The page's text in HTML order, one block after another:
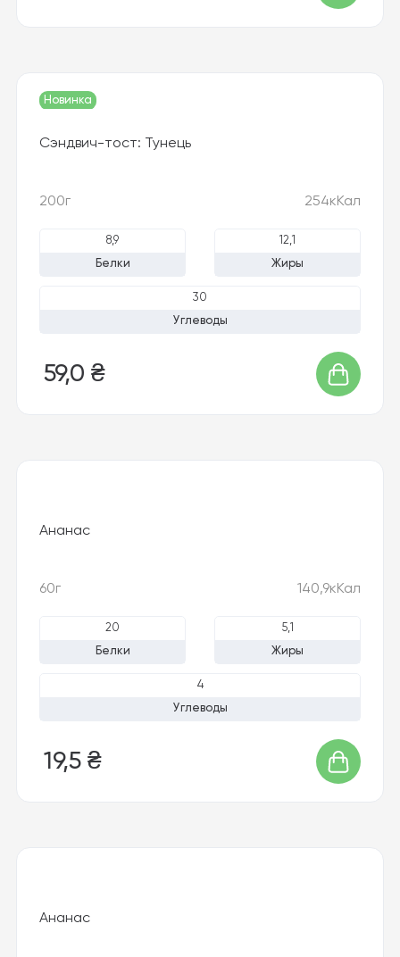
Новинка
Сэндвич-тост: Тунець
200г 254кКал
8,9
Белки
12,1
Жиры
30
Углеводы
59,0 ₴
Ананас
60г 140,9кКал
20
Белки
5,1
Жиры
4
Углеводы
19,5 ₴
Ананас